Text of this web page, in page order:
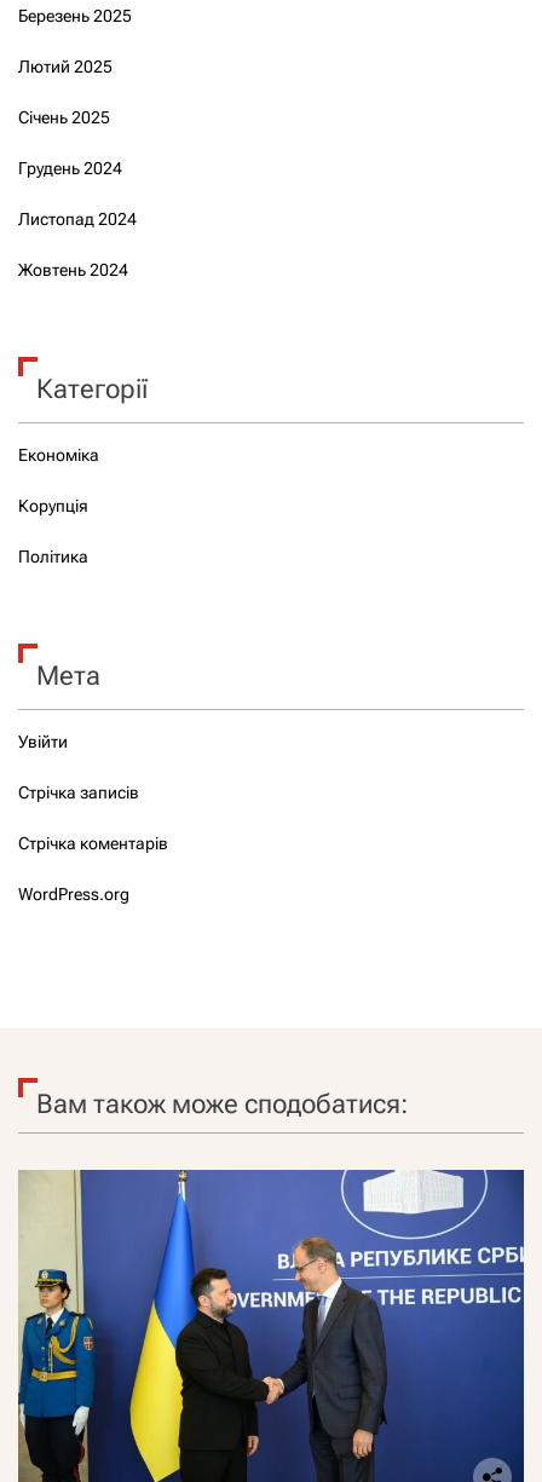
Березень 2025
Лютий 2025
Січень 2025
Грудень 2024
Листопад 2024
Жовтень 2024
Категорії
Економіка
Корупція
Політика
Мета
Увійти
Стрічка записів
Стрічка коментарів
WordPress.org
Вам також може сподобатися: